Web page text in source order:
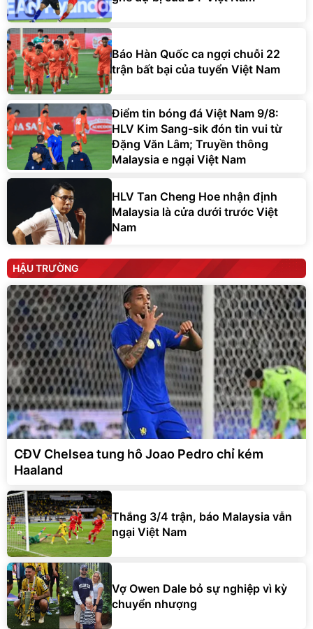
Báo Hàn Quốc ca ngợi chuỗi 22
trận bất bại của tuyển Việt Nam
Điểm tin bóng đá Việt Nam 9/8:
HLV Kim Sang-sik đón tin vui từ
Đặng Văn Lâm; Truyền thông
Malaysia e ngại Việt Nam
HLV Tan Cheng Hoe nhận định
Malaysia là cửa dưới trước Việt
Nam
HẬU TRƯỜNG
CĐV Chelsea tung hô Joao Pedro chỉ kém
Haaland
Thắng 3/4 trận, báo Malaysia vẫn
ngại Việt Nam
Vợ Owen Dale bỏ sự nghiệp vì kỳ
chuyển nhượng